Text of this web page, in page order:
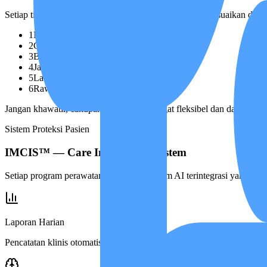
Setiap tindakan perawatan yang kami berikan selalu disesuaikan
1Mendampingi aktivitas harian
2Cek tanda vital setiap hari
3Bantu kebersihan & personal
4Jaga asupan nutrisi
5Latih pergerakan fisik
6Rawat luka dasar (jika ada)
Jangan khawatir, cakupan program ini sangat fleksibel dan dapat
Sistem Proteksi Pasien
IMCIS™ — Care Intelligence System
Setiap program perawatan dijaga oleh sistem AI terintegrasi yang
Laporan Harian
Pencatatan klinis otomatis setiap hari.